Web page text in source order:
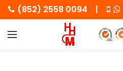
(852) 2558 0094 |